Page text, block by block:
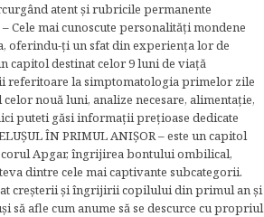
atent şi rubricile permanente
Cele mai cunoscute personalităţi mondene
oferindu-ţi un sfat din experienţa lor de
capitol destinat celor 9 luni de viaţă
referitoare la simptomatologia primelor zile
nouă luni, analize necesare, alimentaţie,
puteti găsi informaţii preţioase dedicate
ÎN PRIMUL ANIŞOR – este un capitol
Apgar, îngrijirea bontului ombilical,
dintre cele mai captivante subcategorii.
creşterii şi îngrijirii copilului din primul an şi
să afle cum anume să se descurce cu propriul